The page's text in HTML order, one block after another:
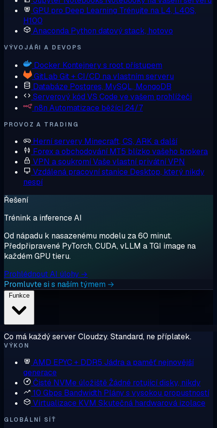
GPU pro Deep Learning Trénujte na L4, L40S,
H100
Anaconda Python datový stack, hotovo
VÝVOJÁŘI A DEVOPS
Docker Kontejnery s root přístupem
GitLab Git + CI/CD na vlastním serveru
Databáze Postgres, MySQL, MongoDB
Serverový kód VS Code ve vašem prohlížeči
n8n Automatizace běžící 24/7
PROVOZ A TRADING
Herní servery Minecraft, CS, ARK a další
Forex a obchodování MT5 blízko vašeho brokera
VPN a soukromíVaše vlastní privátní VPN
Vzdálená pracovní stanice Desktop, který nikdy
nespí
Řešení
Trénink a inference AI
Od nápadu k nasazenému modelu za 60 minut.
Předpřipravené PyTorch, CUDA, vLLM a TGI image na
každém GPU tieru.
Prohlédnout AI úlohy →
Promluvte si s naším týmem →
Co má každý server Cloudzy. Standard, ne příplatek.
VÝKON
AMD EPYC + DDR5 Jádra a paměť nejnovější
generace
Čisté NVMe úložištěŽádné rotující disky, nikdy
10 Gbps Bandwidth Plány s vysokou propustností
Virtualizace KVM Skutečná hardwarová izolace
GLOBÁLNÍ SÍŤ